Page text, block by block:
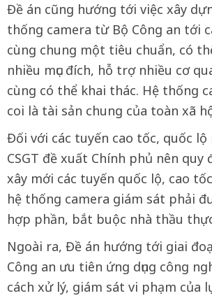
Đề án cũng hướng tới việc xây
thống camera từ Bộ Công an tới
cùng chung một tiêu chuẩn, có
nhiều mục đích, hỗ trợ nhiều cơ
cùng có thể khai thác. Hệ thống
coi là tài sản chung của toàn xã
Đối với các tuyến cao tốc, quốc lộ
CSGT đề xuất Chính phủ nên
xây mới các tuyến quốc lộ, cao
hệ thống camera giám sát phải
hợp phần, bắt buộc nhà thầu
Ngoài ra, Đề án hướng tới giai
Công an ưu tiên ứng dụng công
cách xử lý, giám sát vi phạm của